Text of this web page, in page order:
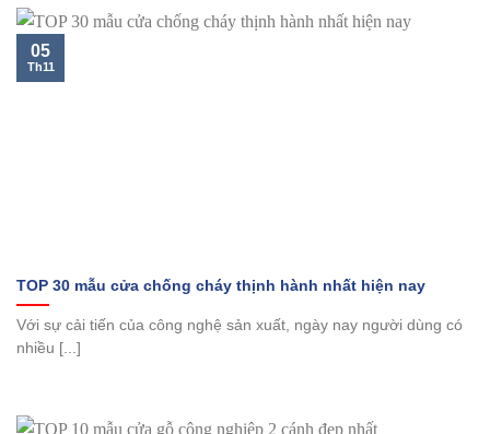
TOP 30 mẫu cửa chống cháy thịnh hành nhất hiện nay
Với sự cải tiến của công nghệ sản xuất, ngày nay người dùng có
nhiều [...]
05
Th11